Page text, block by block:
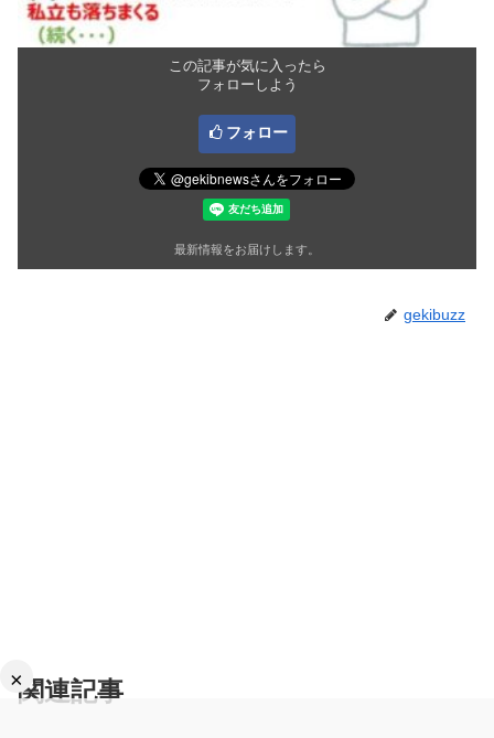
×
この記事が気に入ったら
フォローしよう
フォロー
最新情報をお届けします。
gekibuzz
関連記事